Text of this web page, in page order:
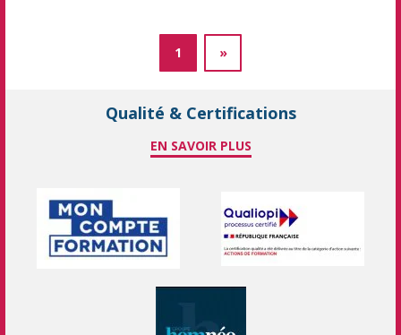
1 »
Qualité & Certifications
EN SAVOIR PLUS